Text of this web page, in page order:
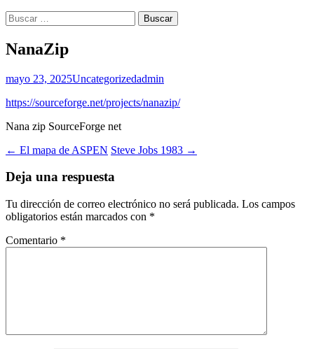
Buscar:
NanaZip
mayo 23, 2025Uncategorizedadmin
https://sourceforge.net/projects/nanazip/
Nana zip SourceForge net
Navegación
de
entradas
← El mapa de ASPEN Steve Jobs 1983 →
Deja una respuesta
Tu dirección de correo electrónico no será publicada. Los campos
obligatorios están marcados con *
Comentario *